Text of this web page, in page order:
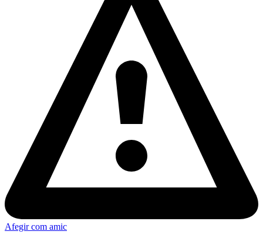
Afegir com amic